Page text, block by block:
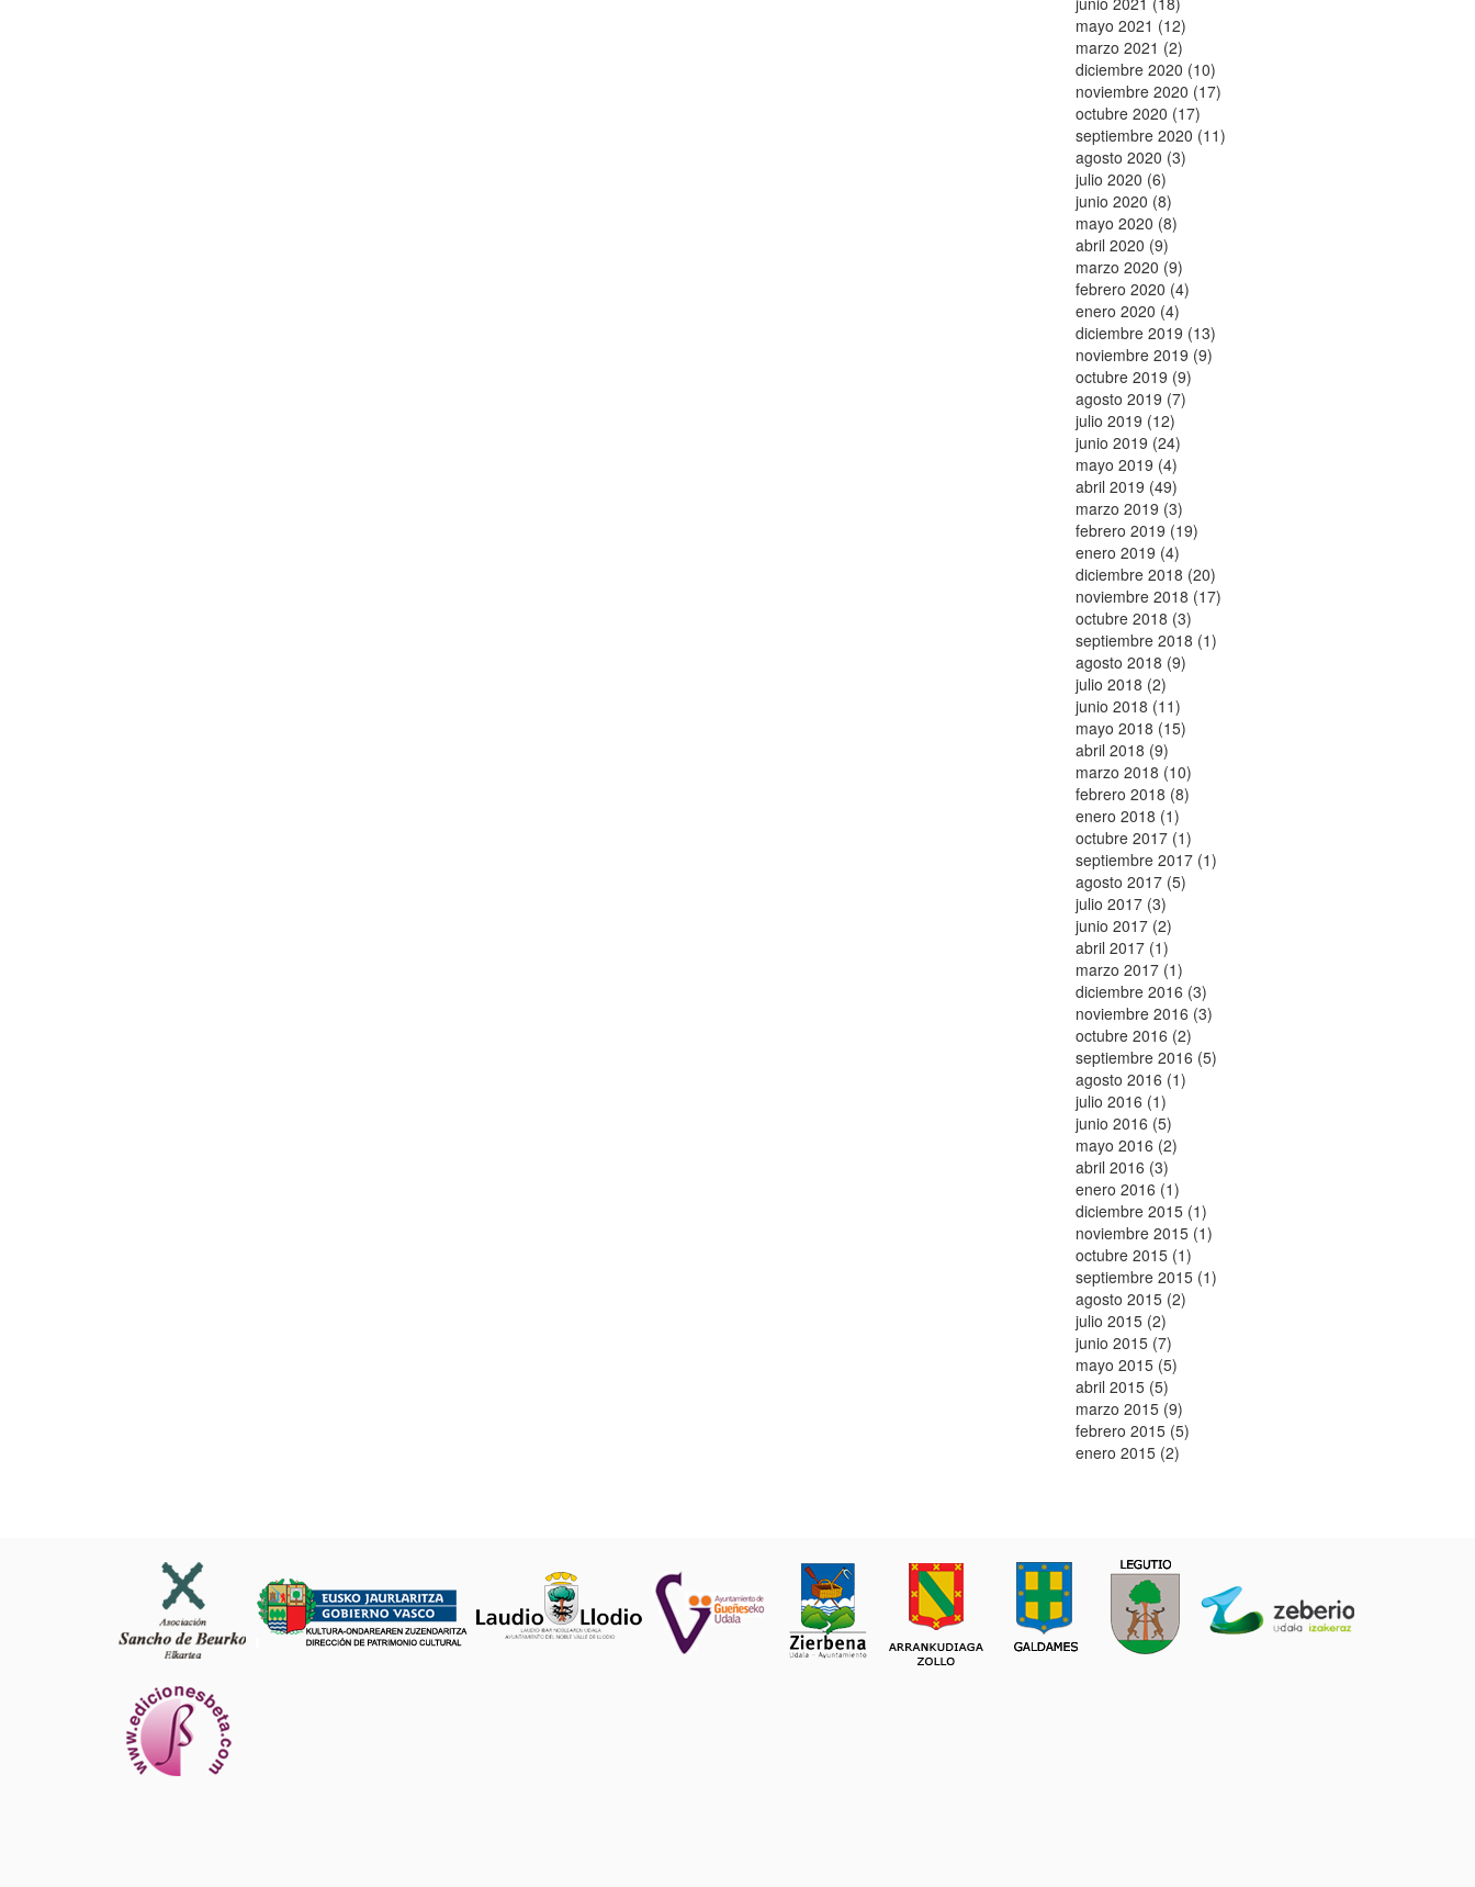
mayo 2021 (12)
marzo 2021 (2)
diciembre 2020 (10)
noviembre 2020 (17)
octubre 2020 (17)
septiembre 2020 (11)
agosto 2020 (3)
julio 2020 (6)
junio 2020 (8)
mayo 2020 (8)
abril 2020 (9)
marzo 2020 (9)
febrero 2020 (4)
enero 2020 (4)
diciembre 2019 (13)
noviembre 2019 (9)
octubre 2019 (9)
agosto 2019 (7)
julio 2019 (12)
junio 2019 (24)
mayo 2019 (4)
abril 2019 (49)
marzo 2019 (3)
febrero 2019 (19)
enero 2019 (4)
diciembre 2018 (20)
noviembre 2018 (17)
octubre 2018 (3)
septiembre 2018 (1)
agosto 2018 (9)
julio 2018 (2)
junio 2018 (11)
mayo 2018 (15)
abril 2018 (9)
marzo 2018 (10)
febrero 2018 (8)
enero 2018 (1)
octubre 2017 (1)
septiembre 2017 (1)
agosto 2017 (5)
julio 2017 (3)
junio 2017 (2)
abril 2017 (1)
marzo 2017 (1)
diciembre 2016 (3)
noviembre 2016 (3)
octubre 2016 (2)
septiembre 2016 (5)
agosto 2016 (1)
julio 2016 (1)
junio 2016 (5)
mayo 2016 (2)
abril 2016 (3)
enero 2016 (1)
diciembre 2015 (1)
noviembre 2015 (1)
octubre 2015 (1)
septiembre 2015 (1)
agosto 2015 (2)
julio 2015 (2)
junio 2015 (7)
mayo 2015 (5)
abril 2015 (5)
marzo 2015 (9)
febrero 2015 (5)
enero 2015 (2)